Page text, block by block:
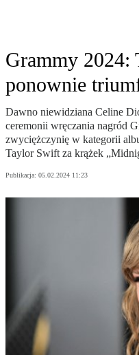
Grammy 2024:
ponownie
Dawno niewidziana Celine
ceremonii wręczania nagród
zwyciężczynię w kategorii
Taylor Swift za krążek
Publikacja: 05.02.2024 11:23